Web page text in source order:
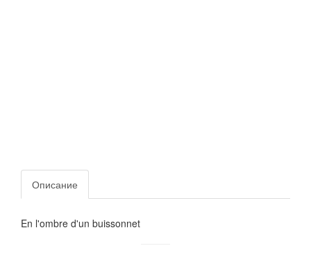
Описание
En l'ombre d'un buissonnet